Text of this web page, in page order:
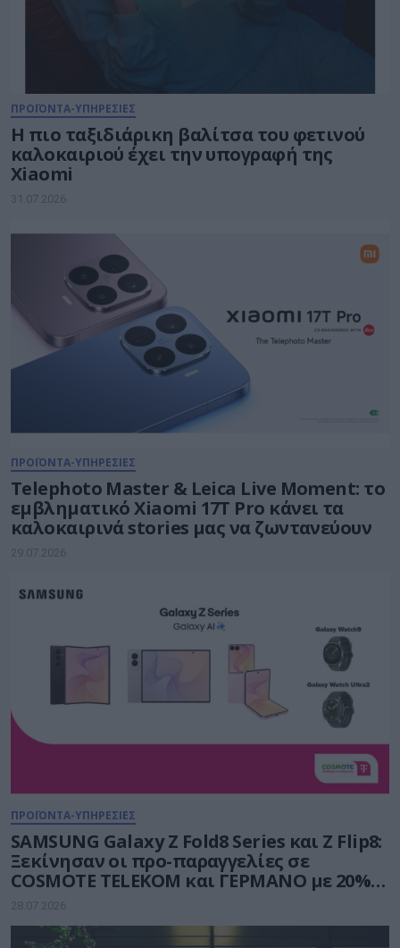
ΠΡΟΪΟΝΤΑ-ΥΠΗΡΕΣΙΕΣ
Η πιο ταξιδιάρικη βαλίτσα του φετινού
καλοκαιριού έχει την υπογραφή της
Xiaomi
31.07.2026
ΠΡΟΪΟΝΤΑ-ΥΠΗΡΕΣΙΕΣ
Telephoto Master & Leica Live Moment: το
εμβληματικό Xiaomi 17Τ Pro κάνει τα
καλοκαιρινά stories μας να ζωντανεύουν
29.07.2026
ΠΡΟΪΟΝΤΑ-ΥΠΗΡΕΣΙΕΣ
SAMSUNG Galaxy Z Fold8 Series και Ζ Flip8:
Ξεκίνησαν οι προ-παραγγελίες σε
COSMOTE TELEKOM και ΓΕΡΜΑΝΟ με 20%
payzy cashback
28.07.2026